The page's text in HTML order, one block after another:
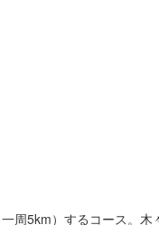
5km）するコース。木